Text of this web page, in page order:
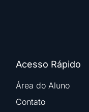
Acesso Rápido
Área do Aluno
Contato